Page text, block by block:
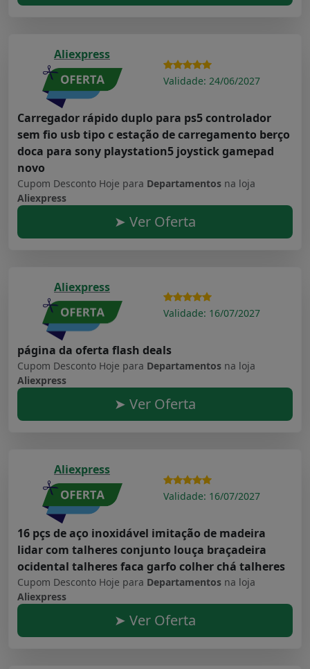
Aliexpress
Validade: 24/06/2027
Carregador rápido duplo para ps5 controlador
sem fio usb tipo c estação de carregamento berço
doca para sony playstation5 joystick gamepad
novo
Cupom Desconto Hoje para Departamentos na loja
Aliexpress
➤ Ver Oferta
Aliexpress
Validade: 16/07/2027
página da oferta flash deals
Cupom Desconto Hoje para Departamentos na loja
Aliexpress
➤ Ver Oferta
Aliexpress
Validade: 16/07/2027
16 pçs de aço inoxidável imitação de madeira
lidar com talheres conjunto louça braçadeira
ocidental talheres faca garfo colher chá talheres
Cupom Desconto Hoje para Departamentos na loja
Aliexpress
➤ Ver Oferta